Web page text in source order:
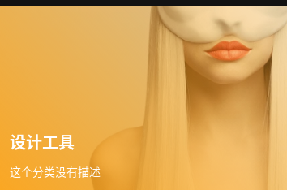
设计工具
这个分类没有描述